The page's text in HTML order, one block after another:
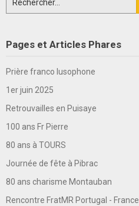
Pages et Articles Phares
Prière franco lusophone
1er juin 2025
Retrouvailles en Puisaye
100 ans Fr Pierre
80 ans à TOURS
Journée de fête à Pibrac
80 ans charisme Montauban
Rencontre FratMR Portugal - France